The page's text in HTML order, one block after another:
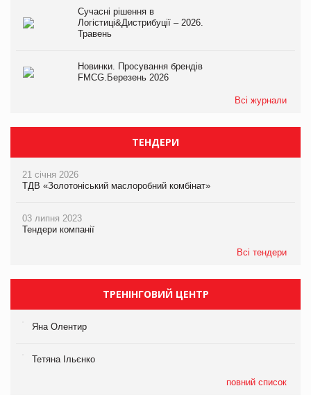
Сучасні рішення в
Логістиці&Дистрибуції – 2026.
Травень
Новинки. Просування брендів
FMCG.Березень 2026
Всі журнали
ТЕНДЕРИ
21 січня 2026
ТДВ «Золотоніський маслоробний комбінат»
03 липня 2023
Тендери компанії
Всі тендери
ТРЕНІНГОВИЙ ЦЕНТР
Яна Олентир
Тетяна Ільєнко
повний список